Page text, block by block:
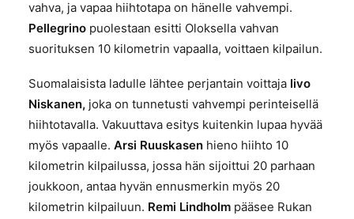
vahva, ja vapaa hiihtotapa on hänelle vahvempi.
Pellegrino puolestaan esitti Oloksella vahvan
suorituksen 10 kilometrin vapaalla, voittaen kilpailun.
Suomalaisista ladulle lähtee perjantain voittaja Iivo
Niskanen, joka on tunnetusti vahvempi perinteisellä
hiihtotavalla. Vakuuttava esitys kuitenkin lupaa hyvää
myös vapaalle. Arsi Ruuskasen hieno hiihto 10
kilometrin kilpailussa, jossa hän sijoittui 20 parhaan
joukkoon, antaa hyvän ennusmerkin myös 20
kilometrin kilpailuun. Remi Lindholm pääsee Rukan